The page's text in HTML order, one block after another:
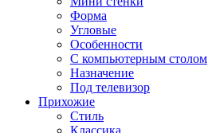
Форма
Угловые
Особенности
С компьютерным столом
Назначение
Под телевизор
Прихожие
Стиль
Классика